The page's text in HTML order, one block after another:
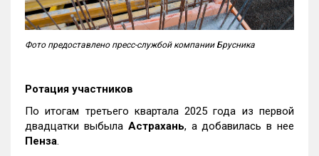
Фото предоставлено пресс-службой компании Брусника
Ротация участников
По итогам третьего квартала 2025 года из первой
двадцатки выбыла Астрахань, а добавилась в нее
Пенза.